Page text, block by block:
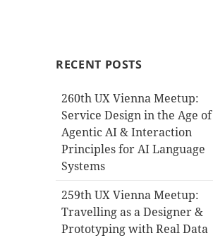
RECENT POSTS
260th UX Vienna Meetup:
Service Design in the Age of
Agentic AI & Interaction
Principles for AI Language
Systems
259th UX Vienna Meetup:
Travelling as a Designer &
Prototyping with Real Data